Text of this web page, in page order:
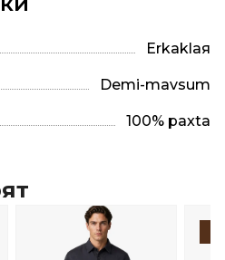
Erkaklая
Demi-mavsum
100% paxta